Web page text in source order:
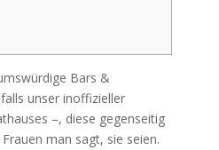
Bars &
unser inoffizieller
–, diese gegenseitig
man sagt, sie seien.